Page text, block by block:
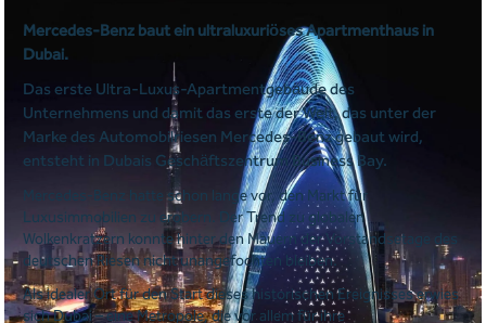
Mercedes-Benz baut ein ultraluxuriöses Apartmenthaus in
Dubai.
Das erste Ultra-Luxus-Apartmentgebäude des
Unternehmens und damit das erste der Welt, das unter der
Marke des Automobilriesen Mercedes-Benz gebaut wird,
entsteht in Dubais Geschäftszentrum Business Bay.
Mercedes-Benz hatte schon lange vor, den Markt für
Luxusimmobilien zu erobern. Der Trend zu globalen
Wolkenkratzern konnte hinter den Mauern der Vorstandsetage des
deutschen Riesen nicht unangefochten bleiben.
Als idealer Ort für den Start dieses historischen Ereignisses erwies
sich Dubai – eine Metropole, die vor allem für ihre